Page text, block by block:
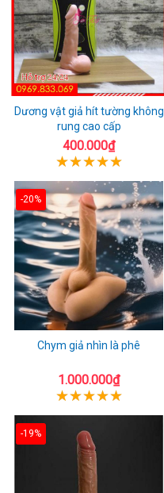
Dương vật giả hít tường không
rung cao cấp
400.000₫
-20%
Chym giả nhìn là phê
1.000.000₫
-19%